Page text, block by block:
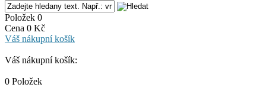
Položek 0
Cena 0 Kč
Váš nákupní košík
Váš nákupní košík:
0 Položek